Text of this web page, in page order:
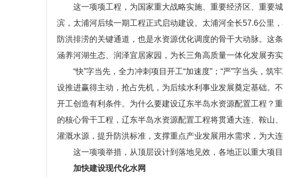
这一项项工程，为国家重大战略实施、重要经济区、重要
滨，太浦河后续一期工程正式启动建设。太浦河全长57.6公里
防洪排涝的关键通道，也是水资源优化调度的骨干大动脉。这
涵养河湖生态、润泽宜居家园，为长三角高质量一体化发展夯实
“快”字当先，全力冲刺项目开工“加速度”；“严”字当头，
设推进赢得主动，抢占先机，为后续水利事业发展奠定基础
开工创造有利条件。为什么要建设辽东半岛水资源配置工程
的核心骨干工程，辽东半岛水资源配置工程将贯通大连、鞍山
灌溉水源，提升防洪标准，支撑重点产业发展用水需求，为大
这一项项举措，从顶层设计到落地见效，各地正以重大项
加快建设现代化水网